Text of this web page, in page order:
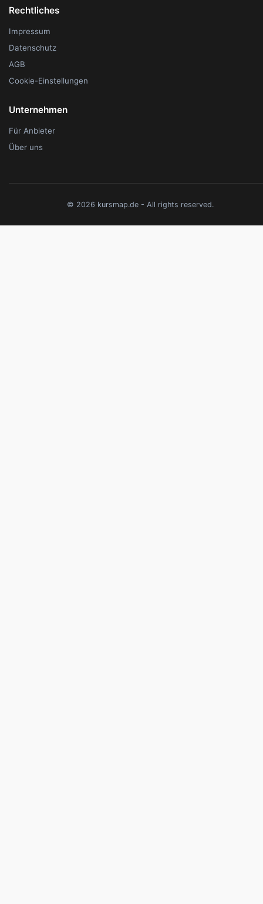
Rechtliches
Impressum
Datenschutz
AGB
Cookie-Einstellungen
Unternehmen
Für Anbieter
Über uns
© 2026 kursmap.de - All rights reserved.